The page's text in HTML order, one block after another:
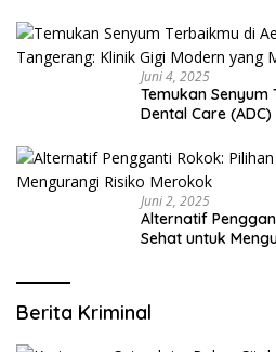
Juni 4, 2025
Temukan Senyum
Dental Care
Juni 2, 2025
Alternatif
Sehat untuk
Berita Kriminal